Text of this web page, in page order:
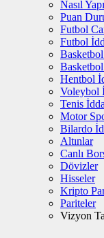
Nasıl
Puan
Futbol
Futbol
Hentbol
Voleybol
Tenis
Motor
Bilardo
Altınlar
Canlı
Dövizler
Hisseler
Kripto
Pariteler
Vizyon